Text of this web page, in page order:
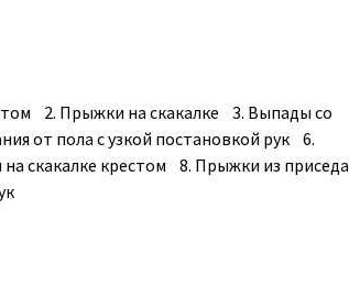
2. Прыжки на скакалке 3. Выпады со
от пола с узкой постановкой рук 6.
скакалке крестом 8. Прыжки из приседа